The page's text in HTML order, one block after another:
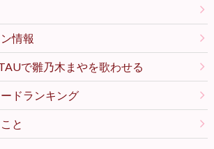
情報
で雛乃木まやを歌わせる
ドランキング
と